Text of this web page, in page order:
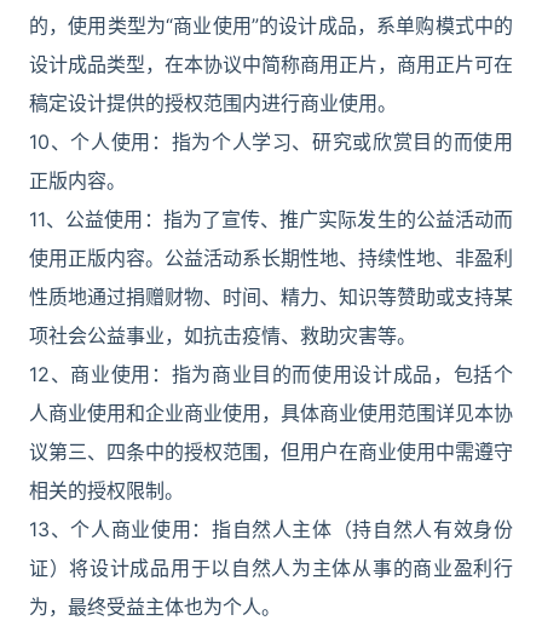
的，使用类型为“商业使用”的设计成品，系单购模式中的
设计成品类型，在本协议中简称商用正片，商用正片可在
稿定设计提供的授权范围内进行商业使用。
10、个人使用：指为个人学习、研究或欣赏目的而使用
正版内容。
11、公益使用：指为了宣传、推广实际发生的公益活动而
使用正版内容。公益活动系长期性地、持续性地、非盈利
性质地通过捐赠财物、时间、精力、知识等赞助或支持某
项社会公益事业，如抗击疫情、救助灾害等。
12、商业使用：指为商业目的而使用设计成品，包括个
人商业使用和企业商业使用，具体商业使用范围详见本协
议第三、四条中的授权范围，但用户在商业使用中需遵守
相关的授权限制。
13、个人商业使用：指自然人主体（持自然人有效身份
证）将设计成品用于以自然人为主体从事的商业盈利行
为，最终受益主体也为个人。